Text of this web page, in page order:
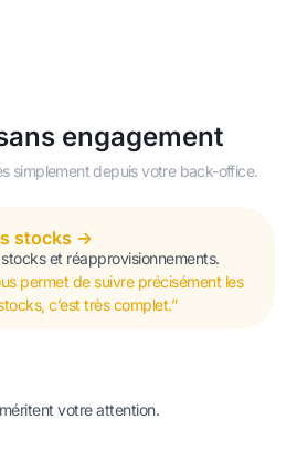
engagement
simplement depuis votre back-office.
stocks ->
et réapprovisionnements.
permet de suivre précisément les
c’est très complet.”
votre attention.